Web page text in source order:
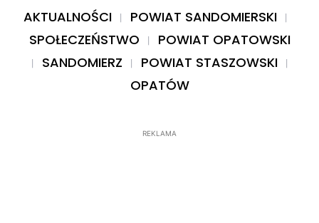
AKTUALNOŚCI
POWIAT SANDOMIERSKI
SPOŁECZEŃSTWO
POWIAT OPATOWSKI
SANDOMIERZ
POWIAT STASZOWSKI
OPATÓW
REKLAMA